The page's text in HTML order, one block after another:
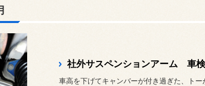
社外サスペンションアーム 車検